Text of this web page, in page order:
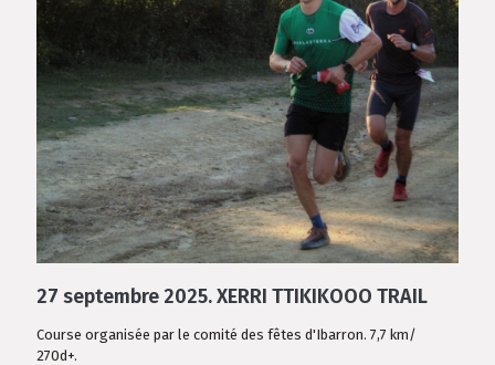
27 septembre 2025.XERRI TTIKIKOOO TRAIL
Course organisée par le comité des fêtes d'Ibarron. 7,7 km/
270d+.